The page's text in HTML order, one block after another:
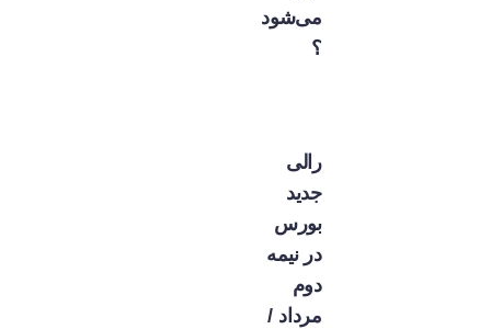
می‌شود
؟
رالی
جدید
بورس
در نیمه
دوم
مرداد /